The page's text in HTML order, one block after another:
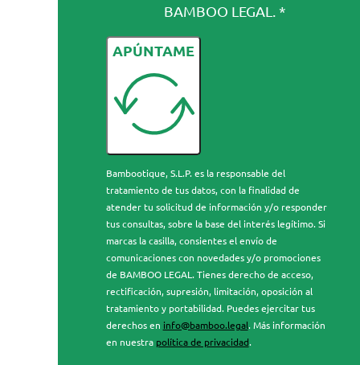
BAMBOO LEGAL. *
APÚNTAME
Bambootique, S.L.P. es la responsable del
tratamiento de tus datos, con la finalidad de
atender tu solicitud de información y/o responder
tus consultas, sobre la base del interés legítimo. Si
marcas la casilla, consientes el envío de
comunicaciones con novedades y/o promociones
de BAMBOO LEGAL. Tienes derecho de acceso,
rectificación, supresión, limitación, oposición al
tratamiento y portabilidad. Puedes ejercitar tus
derechos en info@bamboo.legal . Más información
en nuestra política de privacidad